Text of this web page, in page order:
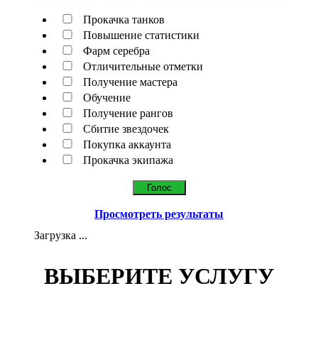
Прокачка танков
Повышение статистики
Фарм серебра
Отличительные отметки
Получение мастера
Обучение
Получение рангов
Сбитие звездочек
Покупка аккаунта
Прокачка экипажа
Просмотреть результаты
Загрузка ...
ВЫБЕРИТЕ УСЛУГУ